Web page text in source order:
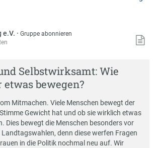
e.V. ·Gruppe abonnieren
Selbstwirksamt: Wie
bewegen?
Mitmachen. Viele Menschen bewegt der
Gewicht hat und ob sie wirklich etwas
Dies bewegt die Menschen besonders vor
denn diese werfen Fragen
in die Politik nochmal neu auf. Wir